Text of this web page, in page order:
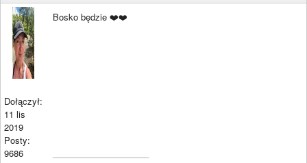
Dołączył:
11 lis
2019
Posty:
9686
Bosko będzie ❤️❤️